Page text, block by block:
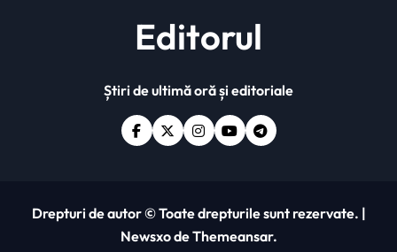
Editorul
Știri de ultimă oră și editoriale
Drepturi de autor © Toate drepturile sunt rezervate. |
NewsxodeThemeansar.